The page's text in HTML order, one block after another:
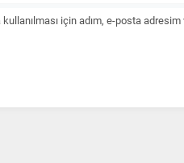
için adım, e-posta